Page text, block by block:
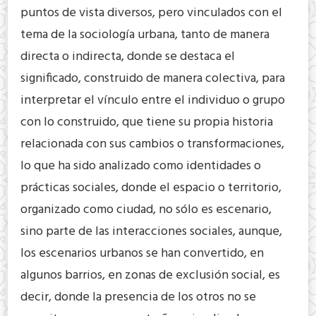
puntos de vista diversos, pero vinculados con el
tema de la sociología urbana, tanto de manera
directa o indirecta, donde se destaca el
significado, construido de manera colectiva, para
interpretar el vínculo entre el individuo o grupo
con lo construido, que tiene su propia historia
relacionada con sus cambios o transformaciones,
lo que ha sido analizado como identidades o
prácticas sociales, donde el espacio o territorio,
organizado como ciudad, no sólo es escenario,
sino parte de las interacciones sociales, aunque,
los escenarios urbanos se han convertido, en
algunos barrios, en zonas de exclusión social, es
decir, donde la presencia de los otros no se